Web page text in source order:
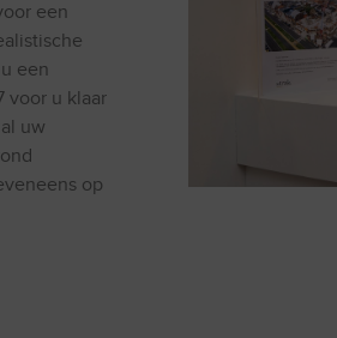
een
een
voor u klaar
uw
op